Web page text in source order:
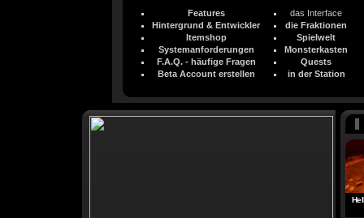
Features
Hintergrund & Entwickler
Itemshop
Systemanforderungen
F.A.Q. - häufige Fragen
Beta Account erstellen
das Interface
die Fraktionen
Spielwelt
Monsterkasten
Quests
in der Station